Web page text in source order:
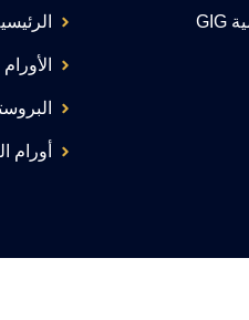
217طريق الحرية (ش أبو قير) الإبراهيمية GIG
أورام